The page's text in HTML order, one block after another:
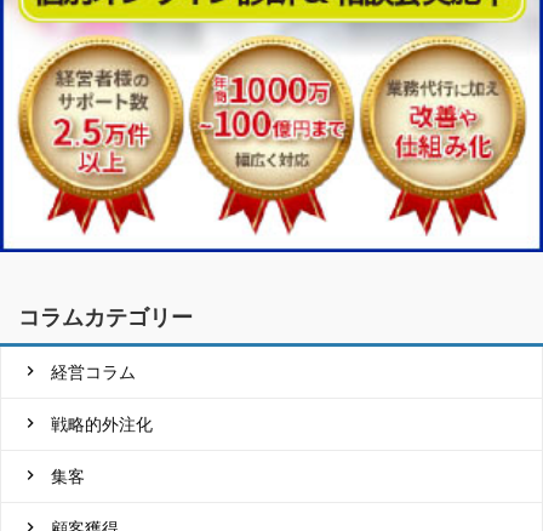
コラムカテゴリー
経営コラム
戦略的外注化
集客